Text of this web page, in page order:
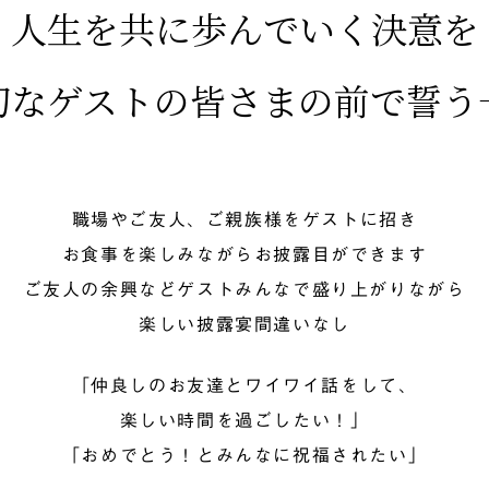
人生を共に歩んでいく決意を
ゲストの皆さまの前で誓
職場やご友人、ご親族様をゲストに招き
お食事を楽しみながらお披露目ができます
ご友人の余興などゲストみんなで盛り上がりながら
楽しい披露宴間違いなし
「仲良しのお友達とワイワイ話をして、
楽しい時間を過ごしたい！」
「おめでとう！とみんなに祝福されたい」